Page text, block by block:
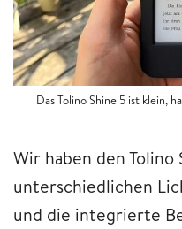
Das Tolino Shine 5 ist klein,
Wir haben den Tolino
unterschiedlichen
und die integrierte